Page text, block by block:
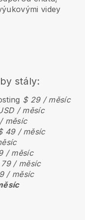
videy
stály:
$ 29 / měsíc
/ měsíc
měsíc
49 / měsíc
/ měsíc
/ měsíc
/ měsíc